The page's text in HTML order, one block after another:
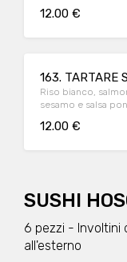
12.00 €
163. TARTARE
Riso bianco,
sesamo e salsa
12.00 €
SUSHI
6 pezzi - Involtini
all'esterno